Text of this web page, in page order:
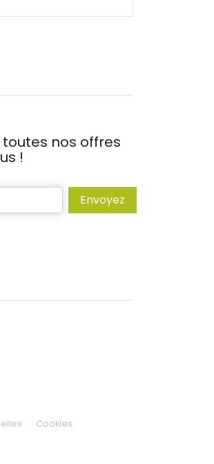
nos offres
!
Envoyez
Cookies